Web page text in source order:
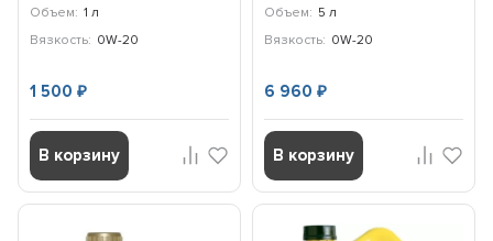
71223E18EU
Объем: 1 л
Вязкость: 0W-20
1 500₽
В корзину
71223M12EU
Объем: 5 л
Вязкость: 0W-20
6 960 ₽
В корзину